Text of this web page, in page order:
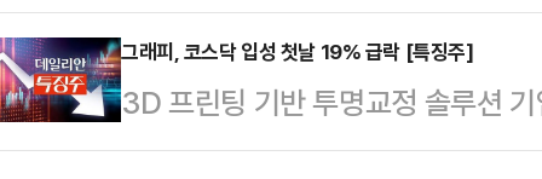
학…
기업(스팩 제외)은 닷·아이나비시
곳으로 집계됐다.같은 기간 신규 상
내 대표 중추신경계 전문기업 명인
이다. 지난달 한국거…
나 대형사 중심의 ‘빈익빈 부익부’
가와 종합금융투자계좌(IMA) 사업
욱 심화될 전망이다. 21일 금융감
위 10개 증권사의 올해 상반기 연
그래피, 코스닥 입성 첫날 19% 급락 [특징주]
3D 프린팅 기반 투명교정 솔루션
19% 넘게 내리고 있다.25일 한국